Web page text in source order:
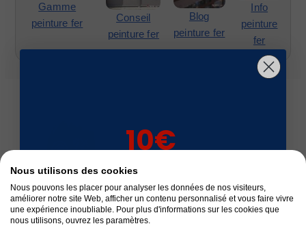
Gamme
peinture fer
Conseil
peinture fer
Blog
peinture fer
Info
peinture
fer
Fabrication Française
Nous utilisons des cookies
Nous pouvons les placer pour analyser les données de nos visiteurs,
améliorer notre site Web, afficher un contenu personnalisé et vous faire vivre
une expérience inoubliable. Pour plus d'informations sur les cookies que
nous utilisons, ouvrez les paramètres.
10€
sur votre 1ère
commande*